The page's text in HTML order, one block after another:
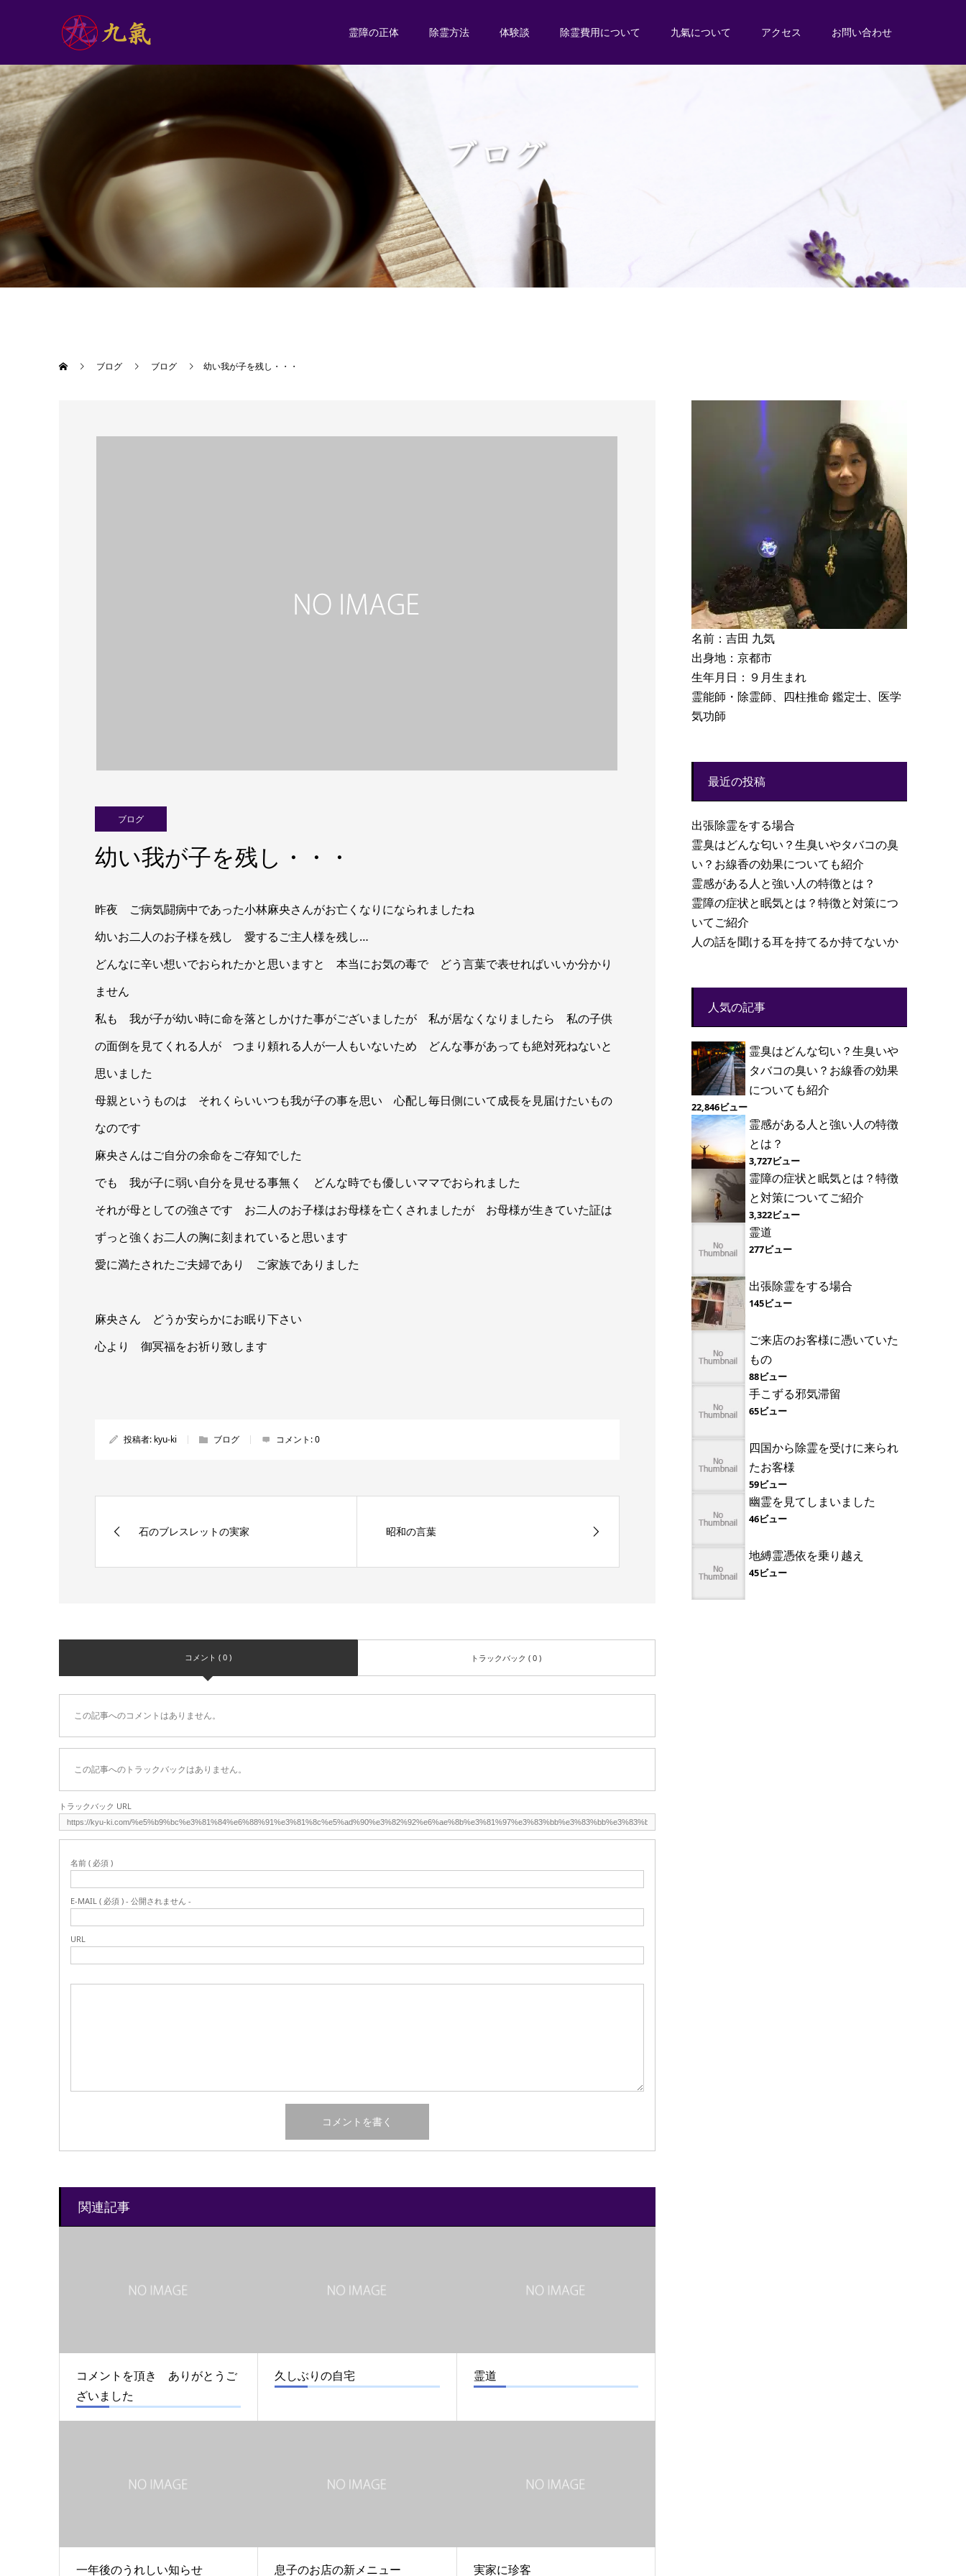
霊障の正体 除霊方法 体験談 除霊費用について 九氣について アクセス お問い合わせ
ブログ ブログ 幼い我が子を残し・・・
ブログ
幼い我が子を残し・・・
昨夜 ご病気闘病中であった小林麻央さんがお亡くなりになられましたね
幼いお二人のお子様を残し 愛するご主人様を残し…
どんなに辛い想いでおられたかと思いますと 本当にお気の毒で どう言葉で表せればいいか分かり
ません
私も 我が子が幼い時に命を落としかけた事がございましたが 私が居なくなりましたら 私の子供
の面倒を見てくれる人が つまり頼れる人が一人もいないため どんな事があっても絶対死ねないと
思いました
母親というものは それくらいいつも我が子の事を思い 心配し毎日側にいて成長を見届けたいもの
なのです
麻央さんはご自分の余命をご存知でした
でも 我が子に弱い自分を見せる事無く どんな時でも優しいママでおられました
それが母としての強さです お二人のお子様はお母様を亡くされましたが お母様が生きていた証は
ずっと強くお二人の胸に刻まれていると思います
愛に満たされたご夫婦であり ご家族でありました
麻央さん どうか安らかにお眠り下さい
心より 御冥福をお祈り致します
投稿者: kyu-ki ブログ コメント:0
石のブレスレットの実家 昭和の言葉
コメント ( 0 ) トラックバック ( 0 )
この記事へのコメントはありません。
この記事へのトラックバックはありません。
トラックバック URL
名前 ( 必須 )
E-MAIL ( 必須 ) - 公開されません -
URL
関連記事
コメントを頂き ありがとうご
ざいました
久しぶりの自宅 霊道
一年後のうれしい知らせ 息子のお店の新メニュー 実家に珍客
名前：吉田 九気
出身地：京都市
生年月日：９月生まれ
霊能師・除霊師、四柱推命 鑑定士、医学
気功師
最近の投稿
出張除霊をする場合
霊臭はどんな匂い？生臭いやタバコの臭
い？お線香の効果についても紹介
霊感がある人と強い人の特徴とは？
霊障の症状と眠気とは？特徴と対策につ
いてご紹介
人の話を聞ける耳を持てるか持てないか
人気の記事
霊臭はどんな匂い？生臭いや
タバコの臭い？お線香の効果
についても紹介
22,846ビュー
霊感がある人と強い人の特徴
とは？
3,727ビュー
霊障の症状と眠気とは？特徴
と対策についてご紹介
3,322ビュー
霊道
277ビュー
出張除霊をする場合
145ビュー
ご来店のお客様に憑いていた
もの
88ビュー
手こずる邪気滞留
65ビュー
四国から除霊を受けに来られ
たお客様
59ビュー
幽霊を見てしまいました
46ビュー
地縛霊憑依を乗り越え
45ビュー